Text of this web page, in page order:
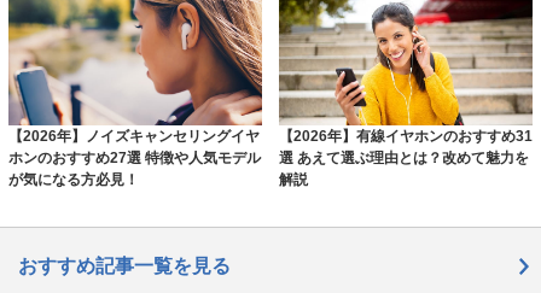
【2026年】ノイズキャンセリングイヤ
ホンのおすすめ27選 特徴や人気モデル
が気になる方必見！
【2026年】有線イヤホンのおすすめ31
選 あえて選ぶ理由とは？改めて魅力を
解説
おすすめ記事一覧を見る